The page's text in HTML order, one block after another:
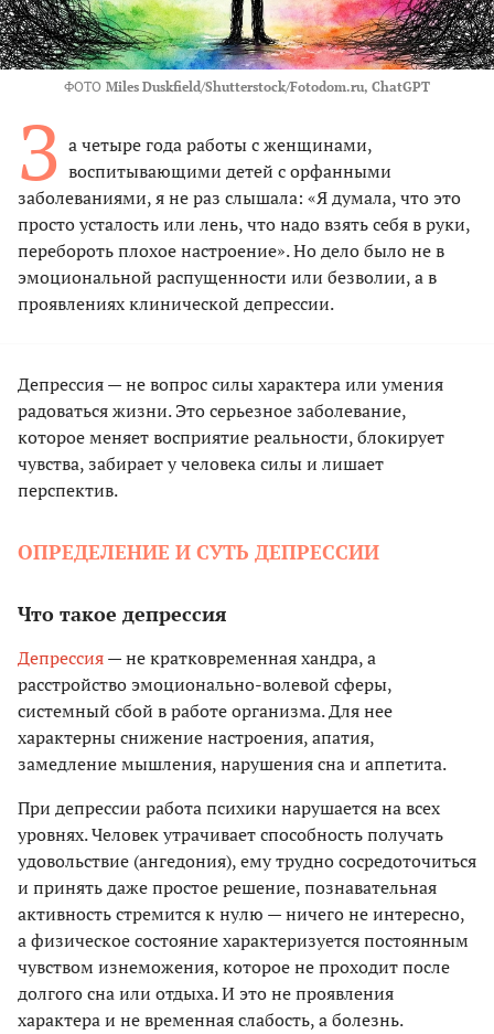
ФОТО Miles Duskfield/Shutterstock/Fotodom.ru, ChatGPT
З а четыре года работы с женщинами,
воспитывающими детей с орфанными
заболеваниями, я не раз слышала: «Я думала, что это
просто усталость или лень, что надо взять себя в руки,
перебороть плохое настроение». Но дело было не в
эмоциональной распущенности или безволии, а в
проявлениях клинической депрессии.
Депрессия — не вопрос силы характера или умения
радоваться жизни. Это серьезное заболевание,
которое меняет восприятие реальности, блокирует
чувства, забирает у человека силы и лишает
перспектив.
ОПРЕДЕЛЕНИЕ И СУТЬ ДЕПРЕССИИ
Что такое депрессия
Депрессия— не кратковременная хандра, а
расстройство эмоционально-волевой сферы,
системный сбой в работе организма. Для нее
характерны снижение настроения, апатия,
замедление мышления, нарушения сна и аппетита.
При депрессии работа психики нарушается на всех
уровнях. Человек утрачивает способность получать
удовольствие (ангедония), ему трудно сосредоточиться
и принять даже простое решение, познавательная
активность стремится к нулю — ничего не интересно,
а физическое состояние характеризуется постоянным
чувством изнеможения, которое не проходит после
долгого сна или отдыха. И это не проявления
характера и не временная слабость, а болезнь.